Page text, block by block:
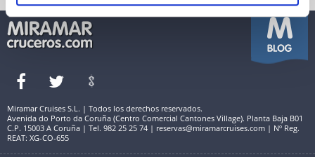
Miramar Cruises S.L. | Todos los derechos reservados.
Avenida do Porto da Coruña (Centro Comercial Cantones Village). Planta Baja B01
C.P. 15003 A Coruña | Tel. 982 25 25 74 | reservas@miramarcruises.com | Nº Reg.
REAT: XG-CO-655